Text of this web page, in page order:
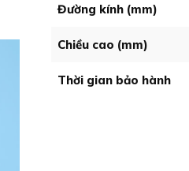
Đường kính (mm)
Chiều cao (mm)
Thời gian bảo hành